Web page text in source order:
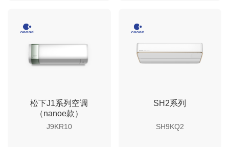
松下J1系列空调
（nanoe款）
J9KR10
SH2系列
SH9KQ2